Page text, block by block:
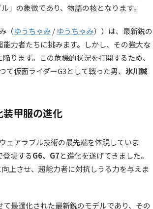
」の象徴であり、物語の核となります。
（ゆうちゃみ/ ゆうちゃみ） ）は、最新鋭の
能力者たちに挑みます。しかし、その強大な
ります。この危機的状況を打開するため、
仮面ライダーG3として戦った男、 氷川誠
装甲服の進化
ェアラブル技術の最先端を体現していま
登場するG6、G7と進化を遂げてきました。
上させ、超能力者に対抗しうる力を与えま
最適化された最新鋭のモデルであり、その